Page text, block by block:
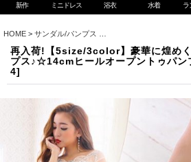
新作 ミニドレス 浴衣 水着 ラ
HOME > サンダル/パンプス
再入荷!【5size/3color】豪華に煌め
プス♪☆14cmヒールオープントゥパン
4]